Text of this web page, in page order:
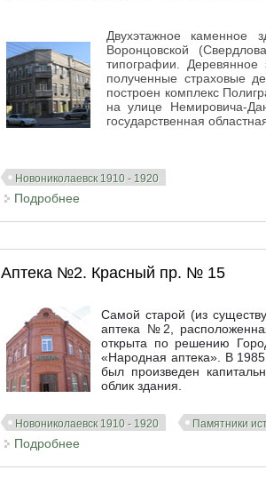
Двухэтажное каменное
Воронцовской
типографии.
полученные страховые
построен комплекс
на улице Немировича-
государственная
Новониколаевск 1910 - 1920
Подробнее
Аптека №2. Красный пр. № 15
Самой старой (из
аптека №2,
открыта по решению
«Народная аптека». В
был произведен
облик здания.
Новониколаевск 1910 - 1920 Памятники
Подробнее